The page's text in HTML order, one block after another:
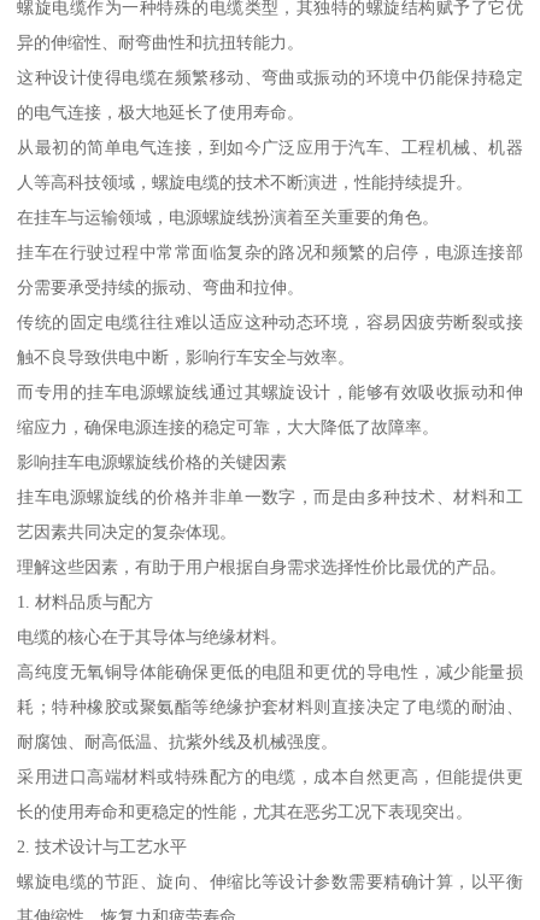
螺旋电缆作为一种特殊的电缆类型，其独特的螺旋结构赋予了它优
异的伸缩性、耐弯曲性和抗扭转能力。
这种设计使得电缆在频繁移动、弯曲或振动的环境中仍能保持稳定
的电气连接，极大地延长了使用寿命。
从最初的简单电气连接，到如今广泛应用于汽车、工程机械、机器
人等高科技领域，螺旋电缆的技术不断演进，性能持续提升。
在挂车与运输领域，电源螺旋线扮演着至关重要的角色。
挂车在行驶过程中常常面临复杂的路况和频繁的启停，电源连接部
分需要承受持续的振动、弯曲和拉伸。
传统的固定电缆往往难以适应这种动态环境，容易因疲劳断裂或接
触不良导致供电中断，影响行车安全与效率。
而专用的挂车电源螺旋线通过其螺旋设计，能够有效吸收振动和伸
缩应力，确保电源连接的稳定可靠，大大降低了故障率。
影响挂车电源螺旋线价格的关键因素
挂车电源螺旋线的价格并非单一数字，而是由多种技术、材料和工
艺因素共同决定的复杂体现。
理解这些因素，有助于用户根据自身需求选择性价比最优的产品。
1. 材料品质与配方
电缆的核心在于其导体与绝缘材料。
高纯度无氧铜导体能确保更低的电阻和更优的导电性，减少能量损
耗；特种橡胶或聚氨酯等绝缘护套材料则直接决定了电缆的耐油、
耐腐蚀、耐高低温、抗紫外线及机械强度。
采用进口高端材料或特殊配方的电缆，成本自然更高，但能提供更
长的使用寿命和更稳定的性能，尤其在恶劣工况下表现突出。
2. 技术设计与工艺水平
螺旋电缆的节距、旋向、伸缩比等设计参数需要精确计算，以平衡
其伸缩性、恢复力和疲劳寿命。